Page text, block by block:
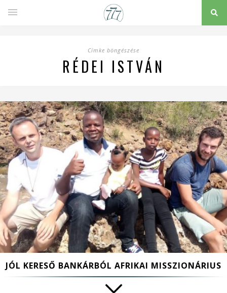
Címke böngészése
RÉDEI ISTVÁN
JÓL KERESŐ BANKÁRBÓL AFRIKAI MISSZIONÁRIUS